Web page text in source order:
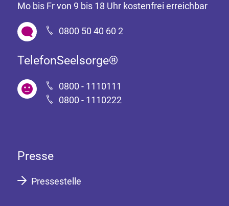
Mo bis Fr von 9 bis 18 Uhr kostenfrei erreichbar
0800 50 40 60 2
TelefonSeelsorge®
0800 - 1110111
0800 - 1110222
Presse
Pressestelle